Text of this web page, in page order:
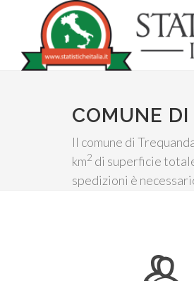
COMUNE
Il comune di
km2 di superficie
spedizioni è